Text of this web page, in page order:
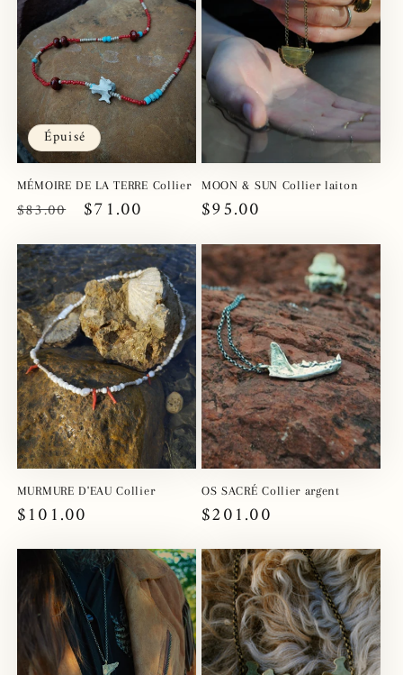
Épuisé
MÉMOIRE DE LA TERRE Collier
Prix
habituel
$83.00
Prix
promotionnel
$71.00
MOON & SUN Collier laiton
Prix
habituel
$95.00
MURMURE D'EAU Collier
Prix
habituel
$101.00
OS SACRÉ Collier argent
Prix
habituel
$201.00